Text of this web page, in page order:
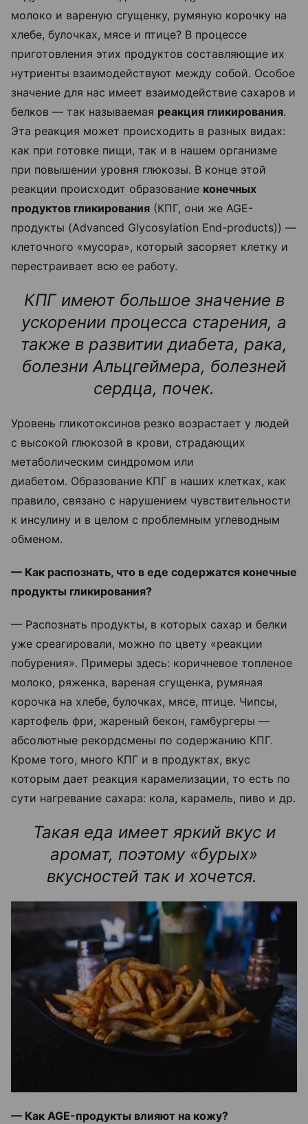
молоко и вареную сгущенку, румяную корочку на
хлебе, булочках, мясе и птице? В процессе
приготовления этих продуктов составляющие их
нутриенты взаимодействуют между собой. Особое
значение для нас имеет взаимодействие сахаров и
белков — так называемая реакция гликирования.
Эта реакция может происходить в разных видах:
как при готовке пищи, так и в нашем организме
при повышении уровня глюкозы. В конце этой
реакции происходит образование конечных
продуктов гликирования (КПГ, они же AGE-
продукты (Advanced Glycosylation End-products)) —
клеточного «мусора», который засоряет клетку и
перестраивает всю ее работу.
КПГ имеют большое значение в
ускорении процесса старения, а
также в развитии диабета, рака,
болезни Альцгеймера, болезней
сердца, почек.
Уровень гликотоксинов резко возрастает у людей
с высокой глюкозой в крови, страдающих
метаболическим синдромом или
диабетом. Образование КПГ в наших клетках, как
правило, связано с нарушением чувствительности
к инсулину и в целом с проблемным углеводным
обменом.
— Как распознать, что в еде содержатся конечные
продукты гликирования?
— Распознать продукты, в которых сахар и белки
уже среагировали, можно по цвету «реакции
побурения». Примеры здесь: коричневое топленое
молоко, ряженка, вареная сгущенка, румяная
корочка на хлебе, булочках, мясе, птице. Чипсы,
картофель фри, жареный бекон, гамбургеры —
абсолютные рекордсмены по содержанию КПГ.
Кроме того, много КПГ и в продуктах, вкус
которым дает реакция карамелизации, то есть по
сути нагревание сахара: кола, карамель, пиво и др.
Такая еда имеет яркий вкус и
аромат, поэтому «бурых»
вкусностей так и хочется.
— Как AGE-продукты влияют на кожу?